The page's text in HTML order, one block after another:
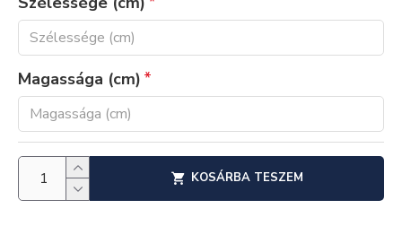
Magassága (cm)
KOSÁRBA TESZEM